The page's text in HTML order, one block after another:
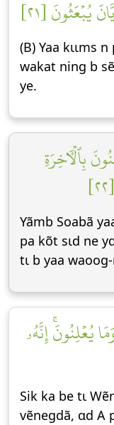
يُبۡعَثُونَ [٢١]
(B) Yaa kɩɩms
wakat ning b
ye.
بِٱلۡأٓخِرَةِ
Yãmb Soabã
pa kõt sɩd ne
tɩ b yaa
يُعۡلِنُونَۚ إِنَّهُۥ
Sik ka be tɩ
vẽnegdã, ɑd A